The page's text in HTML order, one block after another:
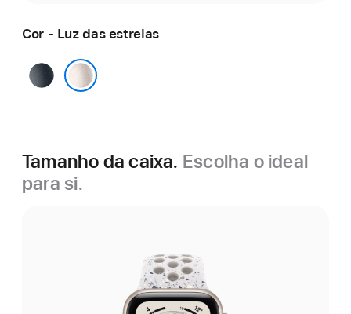
Cor - Luz das estrelas
Meia-
noite
Tamanho da caixa. Escolha o ideal
para si.